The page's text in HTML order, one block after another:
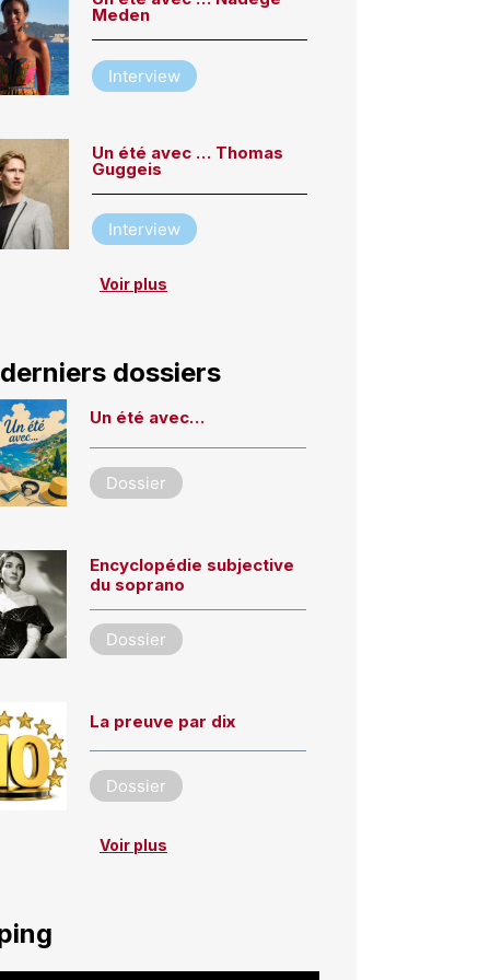
Meden
Interview
Un été avec … Thomas
Guggeis
Interview
Voir plus
dossiers
Un été avec…
Dossier
Encyclopédie subjective
du soprano
Dossier
La preuve par dix
Dossier
Voir plus